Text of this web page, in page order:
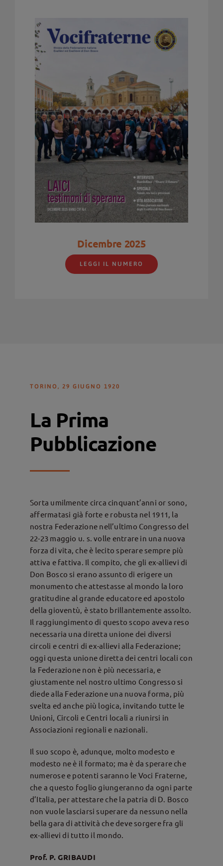
Dicembre 2025
LEGGI IL NUMERO
TORINO, 29 GIUGNO 1920
La Prima
Pubblicazione
Sorta umilmente circa cinquan­t’anni or sono,
affermatasi già forte e robusta nel 1911, la
nostra Fede­razione nell’ultimo Congresso del
22-23 maggio u. s. volle entrare in una nuova
forza di vita, che è lecito spe­rare sempre più
attiva e fattiva. Il compito, che gli ex-allievi di
Don Bosco si erano assunto di eri­gere un
monumento che attestasse al mondo la loro
gratitudine al gran­de educatore ed apostolo
della gio­ventù, è stato brillantemente assolto.
Il raggiungimento di questo scopo aveva reso
necessaria una diretta unione dei diversi
circoli e centri di ex-allievi alla Federazione;
oggi que­sta unione diretta dei centri locali con
la Federazione non è più neces­saria, e
giustamente nel nostro ul­timo Congresso si
diede alla Federazione una nuova forma, più
svelta ed anche più logica, invitando tutte le
Unioni, Circoli e Centri locali a riunirsi in
Associazioni regionali e nazionali.
Il suo scopo è, adunque, molto modesto e
modesto ne è il for­mato; ma è da sperare che
nu­merose e potenti saranno le Voci Fraterne,
che a questo foglio giungeranno da ogni parte
d’Italia, per attestare che la patria di D. Bosco
non vuole lasciarsi su­perare da nessuno nella
bella gara di attività che deve sorgere fra gli
ex-allievi di tutto il mondo.
Prof. P. GRIBAUDI